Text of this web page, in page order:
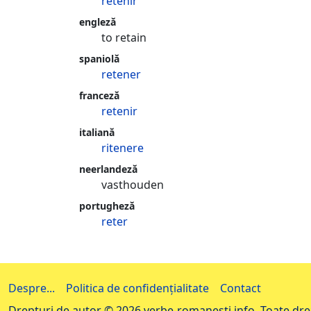
engleză
to retain
spaniolă
retener
franceză
retenir
italiană
ritenere
neerlandeză
vasthouden
portugheză
reter
Despre... Politica de confidențialitate
Contact